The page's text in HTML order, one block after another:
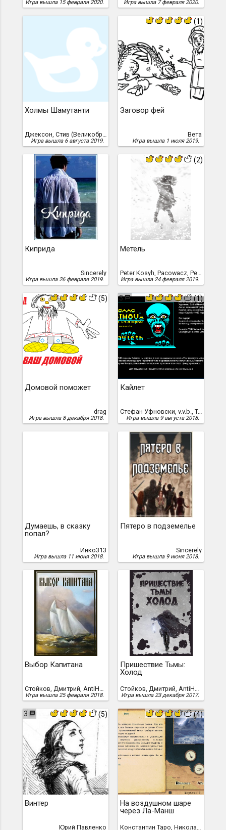
Игра вышла 15 февраля 2020. Игра вышла 7 февраля 2020.
Холмы Шамутанти
Джексон, Стив (Великобритания), Стив Джексон
Игра вышла 6 августа 2019.
(1)
Заговор фей
Вета
Игра вышла 1 июля 2019.
Киприда
Sincerely
Игра вышла 26 февраля 2019.
(2)
Метель
Peter Kosyh, Pacowacz, Peter Kosyh & Pakowacz
Игра вышла 24 февраля 2019.
(5)
Домовой поможет
drag
Игра вышла 8 декабря 2018.
3 (1)
Кайлет
Стефан Уфновски, v.v.b., Трофимчук Владимир, /Вадим Балашов/
Игра вышла 9 августа 2018.
Думаешь, в сказку
попал?
Инко313
Игра вышла 11 июня 2018.
Пятеро в подземелье
Sincerely
Игра вышла 9 июня 2018.
Выбор Капитана
Стойков, Дмитрий, AntiHero
Игра вышла 25 февраля 2018.
Пришествие Тьмы:
Холод
Стойков, Дмитрий, AntiHero
Игра вышла 23 декабря 2017.
3 (5)
Винтер
Юрий Павленко
(4)
На воздушном шаре
через Ла-Манш
Константин Таро, Николай Коновалов